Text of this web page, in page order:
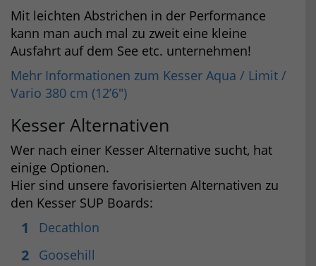
Mit leichten Abstrichen in der Performance
kann man auch mal zu zweit eine kleine
Ausfahrt auf dem See etc. unternehmen!
Mehr Informationen zum Kesser Aqua / Limit /
Vario 380 cm (12’6″)
Kesser Alternativen
Wer nach einer Kesser Alternative sucht, hat
einige Optionen.
Hier sind unsere favorisierten Alternativen zu
den Kesser SUP Boards:
Decathlon
Goosehill